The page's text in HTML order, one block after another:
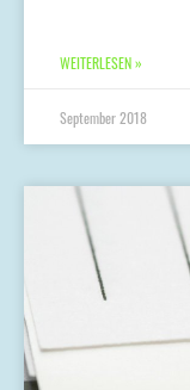
WEITERLESEN »
September 2018